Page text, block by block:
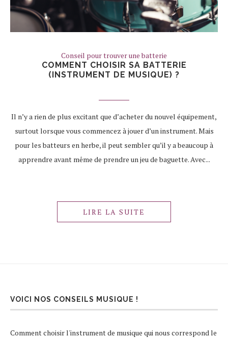
Conseil pour trouver une batterie
COMMENT CHOISIR SA BATTERIE
(INSTRUMENT DE MUSIQUE) ?
Il n’y a rien de plus excitant que d’acheter du nouvel équipement,
surtout lorsque vous commencez à jouer d’un instrument. Mais
pour les batteurs en herbe, il peut sembler qu’il y a beaucoup à
apprendre avant même de prendre un jeu de baguette. Avec...
LIRE LA SUITE
VOICI NOS CONSEILS MUSIQUE !
Comment choisir l'instrument de musique qui nous correspond le